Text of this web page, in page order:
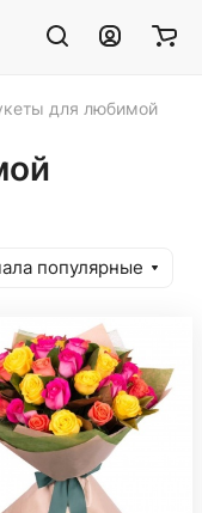
для любимой
популярные